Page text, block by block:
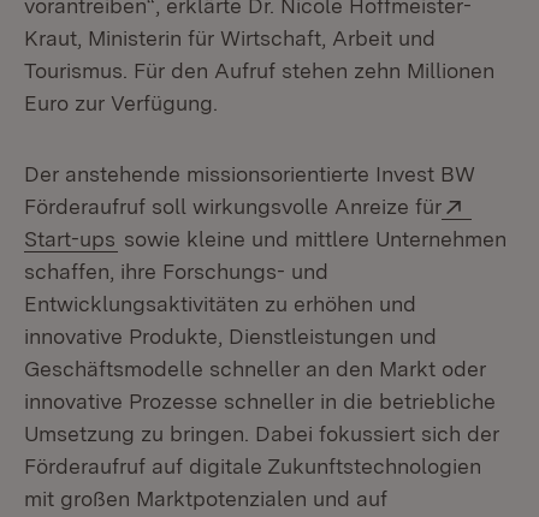
vorantreiben“, erklärte Dr. Nicole Hoffmeister-
Kraut, Ministerin für Wirtschaft, Arbeit und
Tourismus. Für den Aufruf stehen zehn Millionen
Euro zur Verfügung.
Der anstehende missionsorientierte Invest BW
Förderaufruf soll wirkungsvolle Anreize für
Start-ups (Öffnet in neuem Fenster)
sowie kleine und mittlere Unternehmen
schaffen, ihre Forschungs- und
Entwicklungsaktivitäten zu erhöhen und
innovative Produkte, Dienstleistungen und
Geschäftsmodelle schneller an den Markt oder
innovative Prozesse schneller in die betriebliche
Umsetzung zu bringen. Dabei fokussiert sich der
Förderaufruf auf digitale Zukunftstechnologien
mit großen Marktpotenzialen und auf